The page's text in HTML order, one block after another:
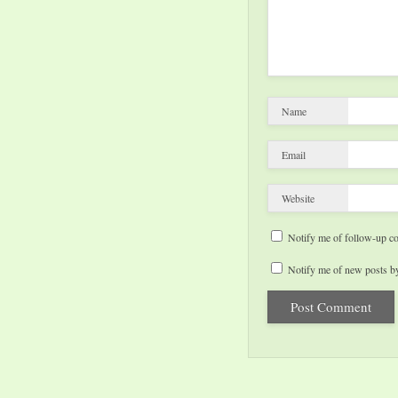
Name
Email
Website
Notify me of follow-up
Notify me of new posts